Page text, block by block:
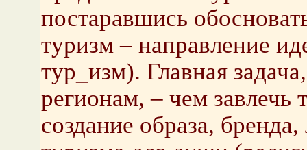
постаравшись
туризм – направление
тур_изм). Главная
регионам, – чем завлечь
создание образа,